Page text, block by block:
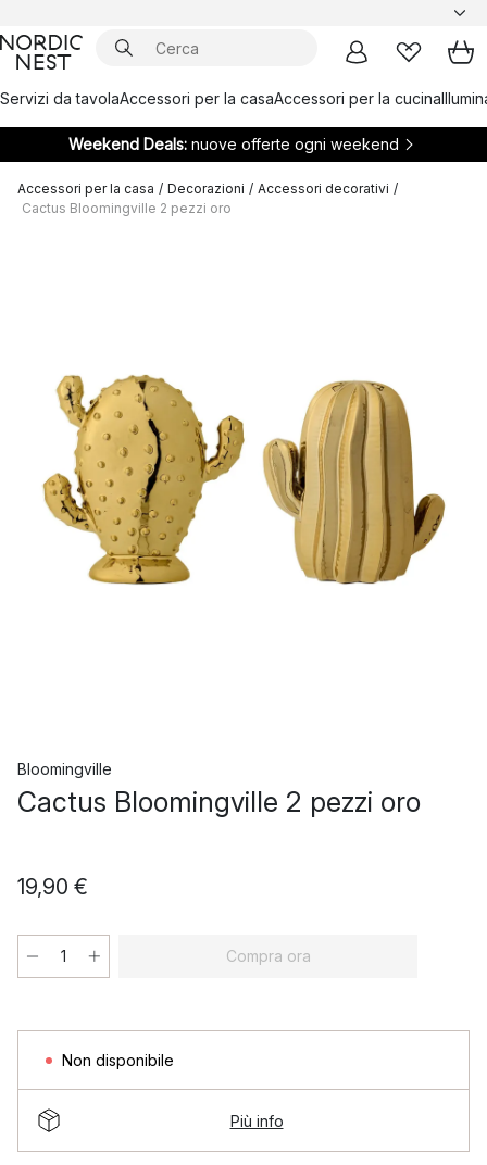
Servizi da tavolaAccessori per la casaAccessori per la cucina
Weekend Deals: nuove offerte ogni weekend
Accessori per la casa / Decorazioni / Accessori decorativi /
Cactus Bloomingville 2 pezzi oro
Bloomingville
Cactus Bloomingville 2 pezzi oro
19,90 €
Compra ora
Non disponibile
Più info